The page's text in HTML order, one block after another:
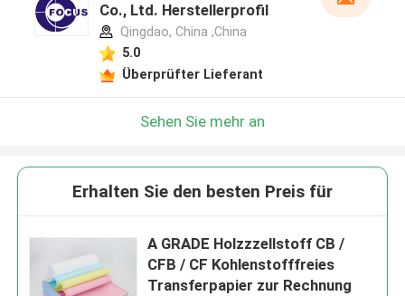
Wir rufen Sie bald zurück!
Co., Ltd. Herstellerprofil
Qingdao, China ,China
5.0
Überprüfter Lieferant
Sehen Sie mehr an
Erhalten Sie den besten Preis für
A GRADE Holzzzellstoff CB /
CFB / CF Kohlenstofffreies
Transferpapier zur Rechnung